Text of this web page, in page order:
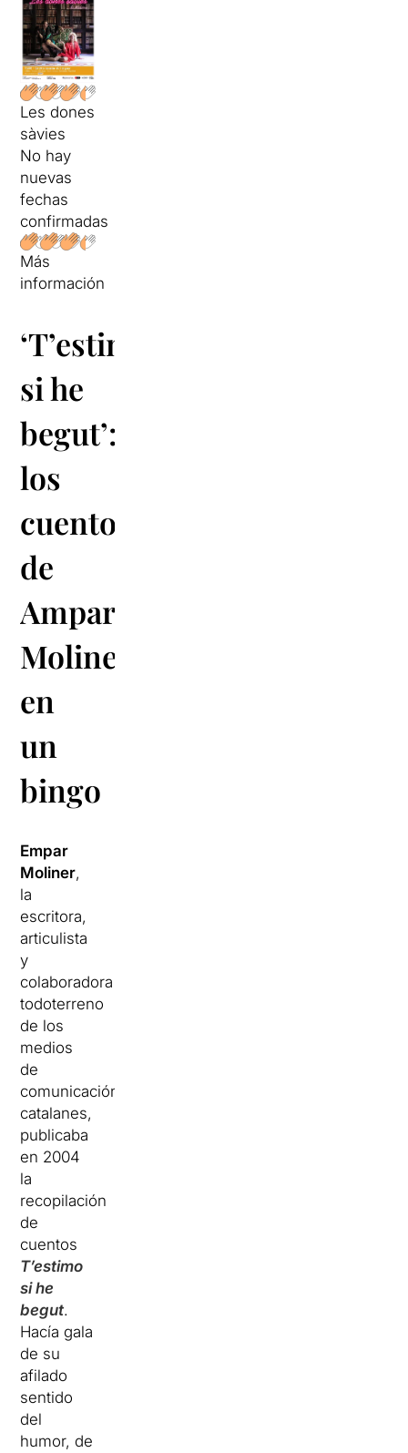
Les dones
sàvies
No hay
nuevas
fechas
confirmadas
Más
información
‘T’estimo
si he
begut’:
los
cuentos
de
Amparo
Moliner
en
un
bingo
Empar
Moliner,
la
escritora,
articulista
y
colaboradora
todoterreno
de los
medios
de
comunicación
catalanes,
publicaba
en 2004
la
recopilación
de
cuentos
T’estimo
si he
begut.
Hacía gala
de su
afilado
sentido
del
humor, de